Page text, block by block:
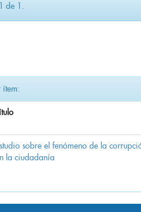
de 1.
ítem:
sobre el fenómeno de la
la ciudadanía